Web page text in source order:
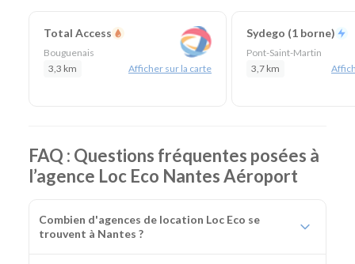
Total Access
Bouguenais
3,3 km
Afficher sur la carte
Sydego (1 borne)
Pont-Saint-Martin
3,7 km
FAQ : Questions fréquentes posées à
l’agence Loc Eco Nantes Aéroport
Combien d'agences de location Loc Eco se
trouvent à Nantes ?